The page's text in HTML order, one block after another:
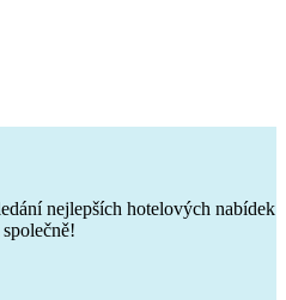
nejlepších hotelových nabídek